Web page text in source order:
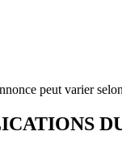
peut varier